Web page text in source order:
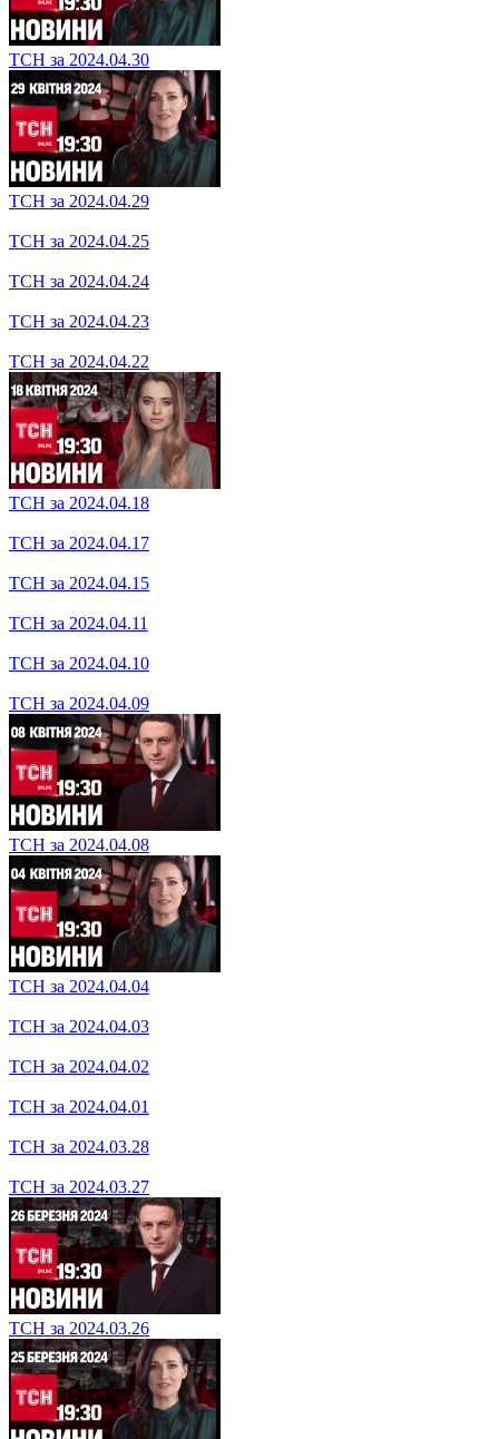
ТСН за 2024.04.30
ТСН за 2024.04.29
ТСН за 2024.04.25
ТСН за 2024.04.24
ТСН за 2024.04.23
ТСН за 2024.04.22
ТСН за 2024.04.17
ТСН за 2024.04.15
ТСН за 2024.04.11
ТСН за 2024.04.10
ТСН за 2024.04.09
ТСН за 2024.04.04
ТСН за 2024.04.03
ТСН за 2024.04.02
ТСН за 2024.04.01